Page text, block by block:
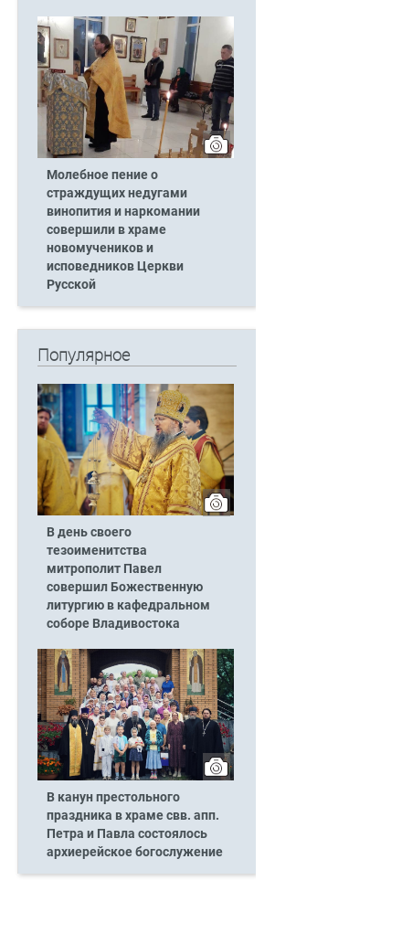
Молебное пение о
страждущих недугами
винопития и наркомании
совершили в храме
новомучеников и
исповедников Церкви
Русской
Популярное
В день своего
тезоименитства
митрополит Павел
совершил Божественную
литургию в кафедральном
соборе Владивостока
В канун престольного
праздника в храме свв. апп.
Петра и Павла состоялось
архиерейское богослужение